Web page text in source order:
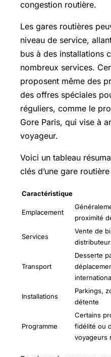
congestion routière.
Les gares routières
niveau de service,
bus à des installations
nombreux services.
proposent même des
des offres spéciales
réguliers, comme le
Gore Paris, qui vise à
voyageur.
Voici un tableau
clés d’une gare
Caractéristique
Emplacement
proximité
Services
Vente de
Transport
Desserte
Installations
Parkings,
détente
Programme
Certains
fidélité ou
voyageurs